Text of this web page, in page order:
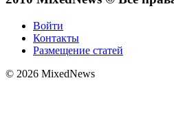
Войти
Контакты
Размещение статей
© 2026 MixedNews